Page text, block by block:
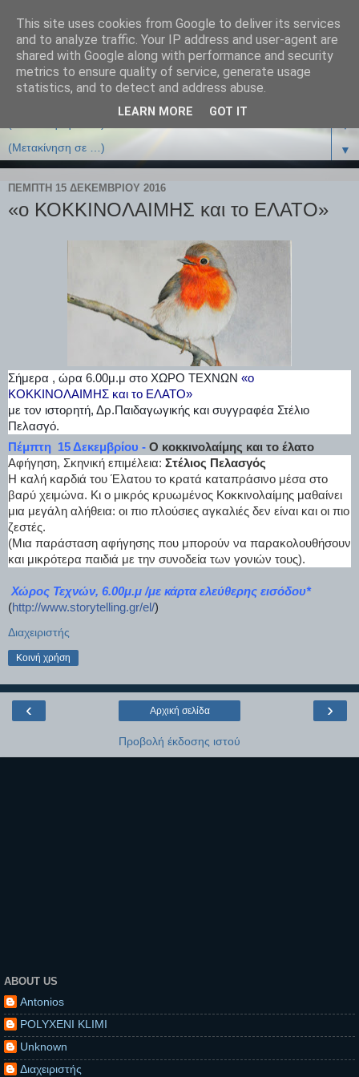
▼
▼
ΠΈΜΠΤΗ 15 ΔΕΚΕΜΒΡΊΟΥ 2016
«ο ΚΟΚΚΙΝΟΛΑΙΜΗΣ και το ΕΛΑΤΟ»
Σήμερα , ώρα 6.00μ.μ στο ΧΩΡΟ ΤΕΧΝΩΝ «ο
ΚΟΚΚΙΝΟΛΑΙΜΗΣ και το ΕΛΑΤΟ»
με τον ιστορητή, Δρ.Παιδαγωγικής και συγγραφέα Στέλιο
Πελασγό.
Πέμπτη 15 Δεκεμβρίου - Ο κοκκινολαίμης και το έλατο
Αφήγηση, Σκηνική επιμέλεια: Στέλιος Πελασγός
Η καλή καρδιά του Έλατου το κρατά καταπράσινο μέσα στο
βαρύ χειμώνα. Κι ο μικρός κρυωμένος Κοκκινολαίμης μαθαίνει
μια μεγάλη αλήθεια: οι πιο πλούσιες αγκαλιές δεν είναι και οι πιο
ζεστές.
(Μια παράσταση αφήγησης που μπορούν να παρακολουθήσουν
και μικρότερα παιδιά με την συνοδεία των γονιών τους).
Χώρος Τεχνών, 6.00μ.μ /με κάρτα ελεύθερης εισόδου*
(http://www.storytelling.gr/el/)
Διαχειριστής
Κοινή χρήση
‹ ›
Αρχική σελίδα
Προβολή έκδοσης ιστού
ABOUT US
Antonios
POLYXENI KLIMI
Unknown
Διαχειριστής
This site uses cookies from Google to deliver its services
and to analyze traffic. Your IP address and user-agent are
shared with Google along with performance and security
metrics to ensure quality of service, generate usage
statistics, and to detect and address abuse.
LEARN MORE GOT IT